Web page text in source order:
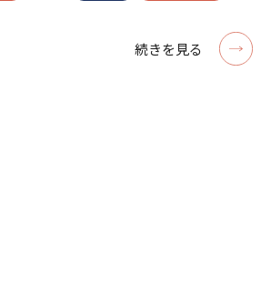
続きを見る